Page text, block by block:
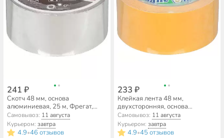
241 ₽
Скотч 48 мм, основа
алюминиевая, 25 м, Фрегат,
АЛ482540В
Самовывоз: 11 августа
Курьером:завтра
4.9•46 отзывов
233 ₽
Клейкая лента 48 мм,
двухсторонняя, основа
полипропиленовая, 20 м,
Фрегат, ПП4820
Самовывоз: 11 августа
Курьером: завтра
4.9•45 отзывов